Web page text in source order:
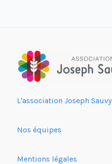
L'association Joseph Sauvy
Nos équipes
Mentions légales